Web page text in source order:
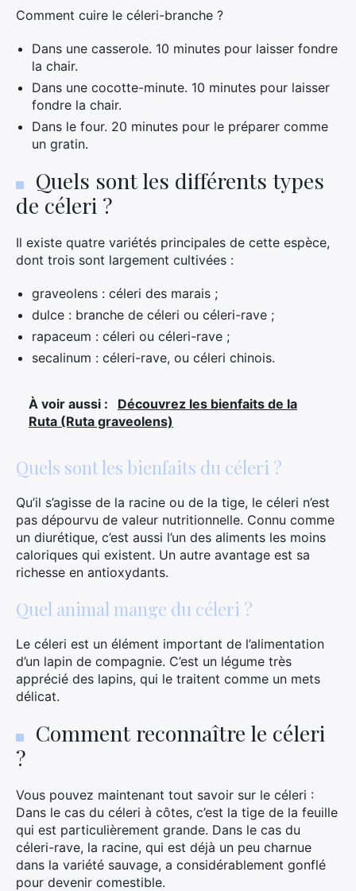
Comment cuire le céleri-branche ?
Dans une casserole. 10 minutes pour laisser fondre
la chair.
Dans une cocotte-minute. 10 minutes pour laisser
fondre la chair.
Dans le four. 20 minutes pour le préparer comme
un gratin.
Quels sont les différents types
de céleri ?
Il existe quatre variétés principales de cette espèce,
dont trois sont largement cultivées :
graveolens : céleri des marais ;
dulce : branche de céleri ou céleri-rave ;
rapaceum : céleri ou céleri-rave ;
secalinum : céleri-rave, ou céleri chinois.
À voir aussi :
Découvrez les bienfaits de la
Ruta (Ruta graveolens)
Quels sont les bienfaits du céleri ?
Qu’il s’agisse de la racine ou de la tige, le céleri n’est
pas dépourvu de valeur nutritionnelle. Connu comme
un diurétique, c’est aussi l’un des aliments les moins
caloriques qui existent. Un autre avantage est sa
richesse en antioxydants.
Quel animal mange du céleri ?
Le céleri est un élément important de l’alimentation
d’un lapin de compagnie. C’est un légume très
apprécié des lapins, qui le traitent comme un mets
délicat.
Comment reconnaître le céleri
?
Vous pouvez maintenant tout savoir sur le céleri :
Dans le cas du céleri à côtes, c’est la tige de la feuille
qui est particulièrement grande. Dans le cas du
céleri-rave, la racine, qui est déjà un peu charnue
dans la variété sauvage, a considérablement gonflé
pour devenir comestible.
: